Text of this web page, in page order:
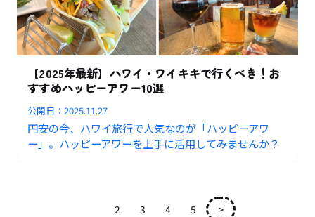
【2025年最新】ハワイ・ワイキキで行くべき！お
すすめハッピーアワー10選
公開日：2025.11.27
円安の今、ハワイ旅行で人気なのが「ハッピーアワ
ー」。ハッピーアワーを上手に活用してみませんか？
2 3 4 5 >